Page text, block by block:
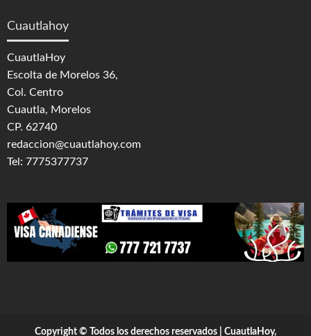
Cuautlahoy
CuautlaHoy
Escolta de Morelos 36,
Col. Centro
Cuautla, Morelos
CP. 62740
redaccion@cuautlahoy.com
Tel: 7775377737
Copyright © Todos los derechos reservados | CuautlaHoy,